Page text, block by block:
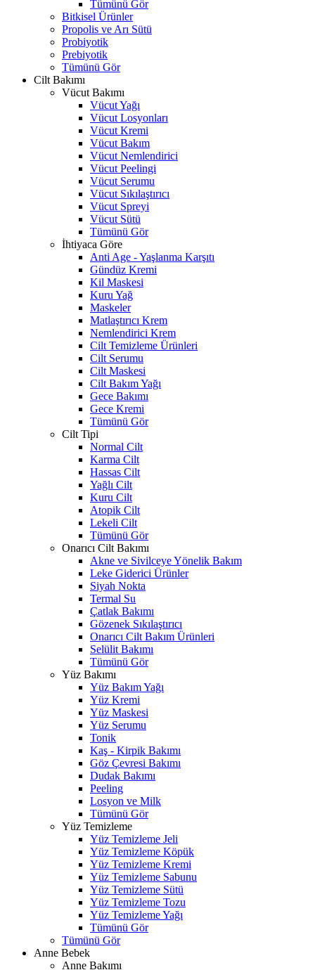
Tümünü Gör
Bitkisel Ürünler
Propolis ve Arı Sütü
Probiyotik
Prebiyotik
Tümünü Gör
Cilt Bakımı
Vücut Bakımı
Vücut Yağı
Vücut Losyonları
Vücut Kremi
Vücut Bakım
Vücut Nemlendirici
Vücut Peelingi
Vücut Serumu
Vücut Sıkılaştırıcı
Vücut Spreyi
Vücut Sütü
Tümünü Gör
İhtiyaca Göre
Anti Age - Yaşlanma Karşıtı
Gündüz Kremi
Kil Maskesi
Kuru Yağ
Maskeler
Matlaştırıcı Krem
Nemlendirici Krem
Cilt Temizleme Ürünleri
Cilt Serumu
Cilt Maskesi
Cilt Bakım Yağı
Gece Bakımı
Gece Kremi
Tümünü Gör
Cilt Tipi
Normal Cilt
Karma Cilt
Hassas Cilt
Yağlı Cilt
Kuru Cilt
Atopik Cilt
Lekeli Cilt
Tümünü Gör
Onarıcı Cilt Bakımı
Akne ve Sivilceye Yönelik Bakım
Leke Giderici Ürünler
Siyah Nokta
Termal Su
Çatlak Bakımı
Gözenek Sıkılaştırıcı
Onarıcı Cilt Bakım Ürünleri
Selülit Bakımı
Tümünü Gör
Yüz Bakımı
Yüz Bakım Yağı
Yüz Kremi
Yüz Maskesi
Yüz Serumu
Tonik
Kaş - Kirpik Bakımı
Göz Çevresi Bakımı
Dudak Bakımı
Peeling
Losyon ve Milk
Tümünü Gör
Yüz Temizleme
Yüz Temizleme Jeli
Yüz Temizleme Köpük
Yüz Temizleme Kremi
Yüz Temizleme Sabunu
Yüz Temizleme Sütü
Yüz Temizleme Tozu
Yüz Temizleme Yağı
Tümünü Gör
Tümünü Gör
Anne Bebek
Anne Bakımı